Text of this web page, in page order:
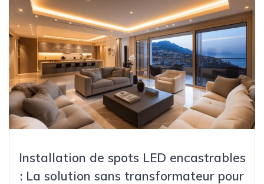
Installation de spots LED encastrables
: La solution sans transformateur pour